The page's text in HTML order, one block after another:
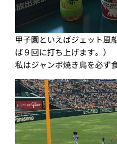
甲子園といえばジェット風
ば９回に打ち上げます。）
私はジャンボ焼き鳥を必ず